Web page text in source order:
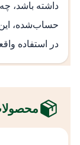
داشته باشد،
حساب‌شده،
در استفاده